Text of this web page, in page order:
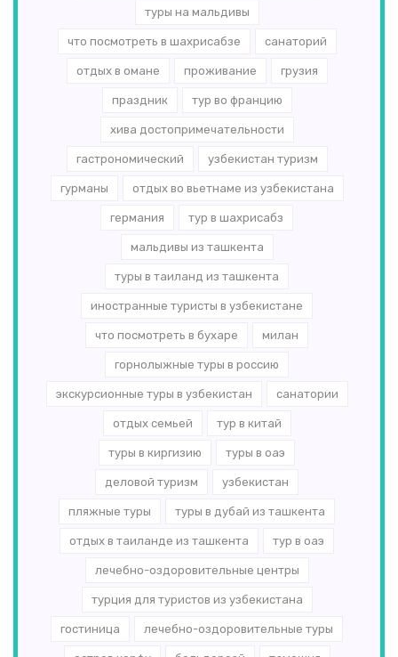
туры на мальдивы
что посмотреть в шахрисабзе санаторий
отдых в омане проживание грузия
праздник тур во францию
хива достопримечательности
гастрономический узбекистан туризм
гурманы отдых во вьетнаме из узбекистана
германия тур в шахрисабз
мальдивы из ташкента
туры в таиланд из ташкента
иностранные туристы в узбекистане
что посмотреть в бухаре милан
горнолыжные туры в россию
экскурсионные туры в узбекистан санатории
отдых семьей тур в китай
туры в киргизию туры в оаэ
деловой туризм узбекистан
пляжные туры туры в дубай из ташкента
отдых в таиланде из ташкента тур в оаэ
лечебно-оздоровительные центры
турция для туристов из узбекистана
гостиница лечебно-оздоровительные туры